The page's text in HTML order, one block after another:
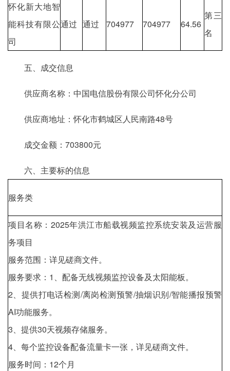
怀化新大地智
能科技有限公
司
通过 通过 704977 704977 64.56
第三
名
五、成交信息
供应商名称：中国电信股份有限公司怀化分公司
供应商地址：怀化市鹤城区人民南路48号
成交金额：703800元
六、主要标的信息
服务类
项目名称：2025年洪江市船载视频监控系统安装及运营服
务项目
服务范围：详见磋商文件。
服务要求：1、配备无线视频监控设备及太阳能板。
2、提供打电话检测/离岗检测预警/抽烟识别/智能播报预警
AI功能服务。
3、提供30天视频存储服务。
4、每个监控设备配备流量卡一张，详见磋商文件。
服务时间：12个月